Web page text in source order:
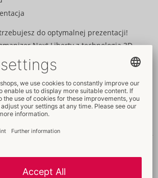
do optymalnej prezentacji!
Next Liberty z technologią 3D
Dimension Drive. Wieloczęściowy zestaw
się z kartki reklamowej, wobblera,
tylnej ścianki ekspozycyjnej.
i własności